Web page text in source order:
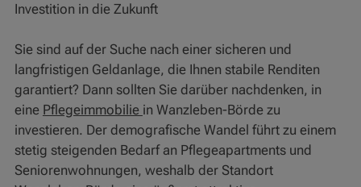
Investition in die Zukunft
Sie sind auf der Suche nach einer sicheren und
langfristigen Geldanlage, die Ihnen stabile Renditen
garantiert? Dann sollten Sie darüber nachdenken, in
eine Pflegeimmobilie in Wanzleben-Börde zu
investieren. Der demografische Wandel führt zu einem
stetig steigenden Bedarf an Pflegeapartments und
Seniorenwohnungen, weshalb der Standort